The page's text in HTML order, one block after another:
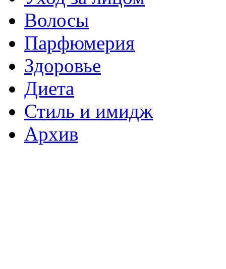
Волосы
Парфюмерия
Здоровье
Диета
Стиль и имидж
Архив